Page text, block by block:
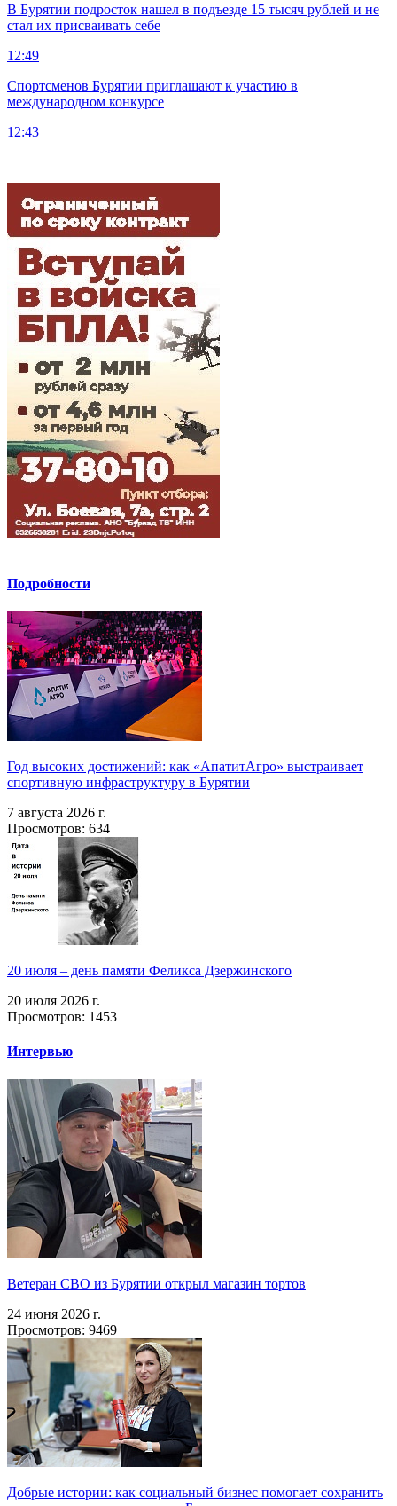
В Бурятии подросток нашел в подъезде 15 тысяч рублей и не
стал их присваивать себе
12:49
Спортсменов Бурятии приглашают к участию в
международном конкурсе
12:43
Подробности
Год высоких достижений: как «АпатитАгро» выстраивает
спортивную инфраструктуру в Бурятии
7 августа 2026 г.
Просмотров: 634
20 июля – день памяти Феликса Дзержинского
20 июля 2026 г.
Просмотров: 1453
Интервью
Ветеран СВО из Бурятии открыл магазин тортов
24 июня 2026 г.
Просмотров: 9469
Добрые истории: как социальный бизнес помогает сохранить